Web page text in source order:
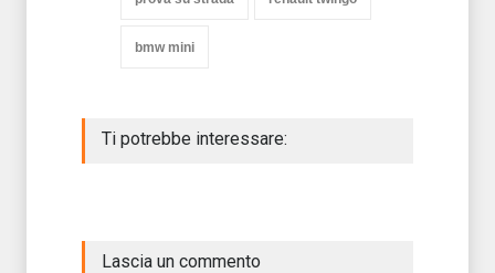
bmw mini
Ti potrebbe interessare:
Lascia un commento